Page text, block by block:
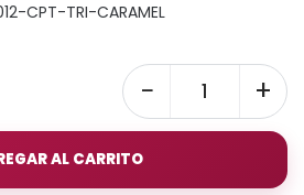
CPT-TRI-CARAMEL
− +
AL CARRITO